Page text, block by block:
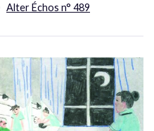
Alter Échos n° 489